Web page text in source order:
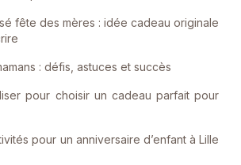
fête des mères : idée cadeau originale
: défis, astuces et succès
pour choisir un cadeau parfait pour
pour un anniversaire d’enfant à Lille